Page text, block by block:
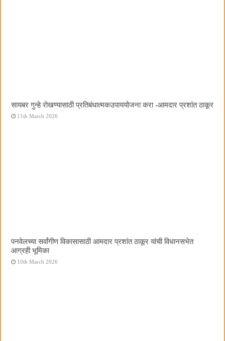
सायबर गुन्हे रोखण्यासाठी प्रतिबंधात्मकउपाययोजना करा -आमदार प्रशांत ठाकूर
11th March 2026
पनवेलच्या सर्वांगीण विकासासाठी आमदार प्रशांत ठाकूर यांची विधानसभेत
आग्रही भूमिका
10th March 2026